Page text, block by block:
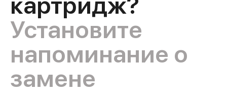
Установите
напоминание о
замене